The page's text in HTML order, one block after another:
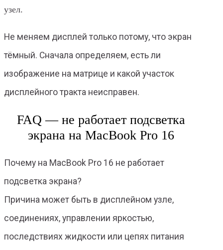
узел.
Не меняем дисплей только потому, что экран
тёмный. Сначала определяем, есть ли
изображение на матрице и какой участок
дисплейного тракта неисправен.
FAQ — не работает подсветка
экрана на MacBook Pro 16
Почему на MacBook Pro 16 не работает
подсветка экрана?
Причина может быть в дисплейном узле,
соединениях, управлении яркостью,
последствиях жидкости или цепях питания